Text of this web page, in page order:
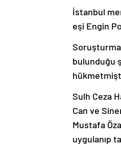
İstanbul
eşi Engin
Soruşturma
bulunduğu
Sulh Ceza
Can ve
Mustafa
uygulanıp